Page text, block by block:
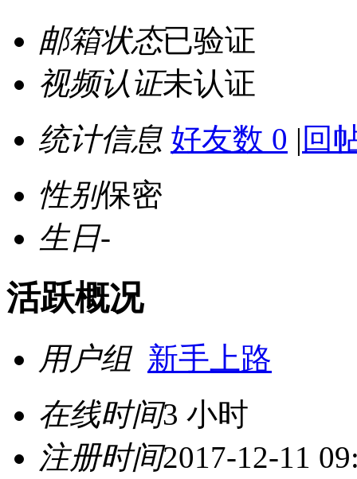
邮箱状态已验证
视频认证未认证
统计信息 好友数 0 | 回
性别保密
生日-
活跃概况
用户组 新手上路
在线时间3 小时
注册时间2017-12-11